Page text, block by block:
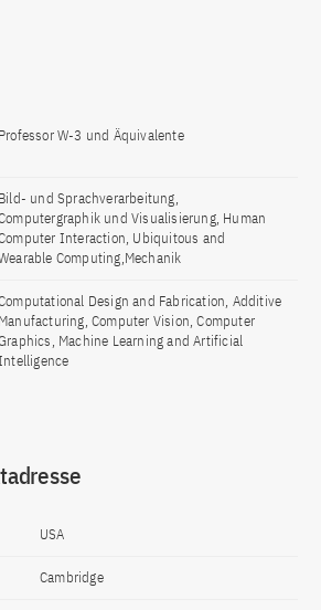
Professor W-3 und Äquivalente
Bild- und Sprachverarbeitung,
und Visualisierung, Human
Interaction, Ubiquitous and
Computing,Mechanik
Design and Fabrication, Additive
Manufacturing, Computer Vision, Computer
Machine Learning and Artificial
USA
Cambridge